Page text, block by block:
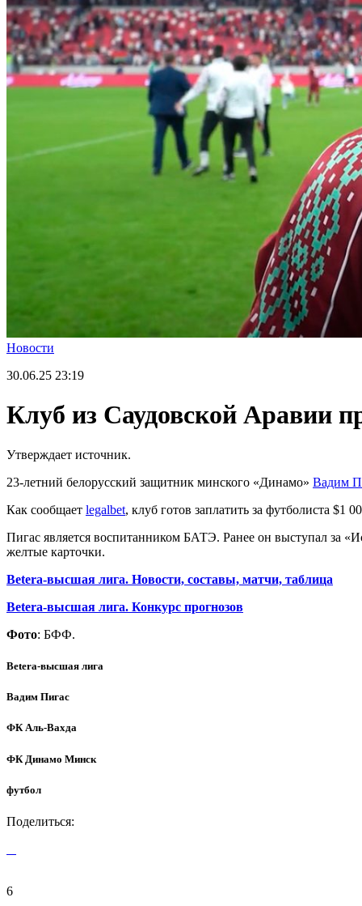
Новости
30.06.25 23:19
Клуб из Саудовской Аравии
Утверждает источник.
23-летний белорусский защитник минского «Динамо» Вадим
Как сообщает legalbet, клуб готов заплатить за футболиста $1
Пигас является воспитанником БАТЭ. Ранее он выступал за
желтые карточки.
Betera-высшая лига. Новости, составы, матчи, таблица
Betera-высшая лига. Конкурс прогнозов
Фото: БФФ.
Betera-высшая лига
Вадим Пигас
ФК Аль-Вахда
ФК Динамо Минск
футбол
Поделиться:
6